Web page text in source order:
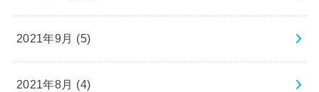
2021年9月 (5)
2021年8月 (4)